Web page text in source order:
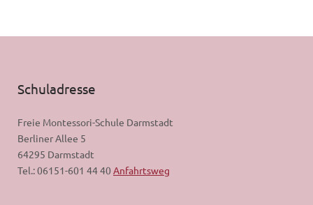
Schuladresse
Freie Montessori-Schule Darmstadt
Berliner Allee 5
64295 Darmstadt
Tel.: 06151-601 44 40 Anfahrtsweg